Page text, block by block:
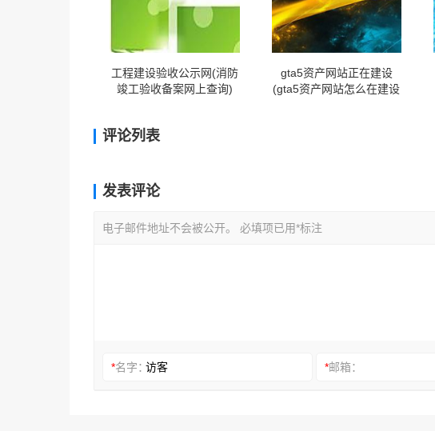
工程建设验收公示网(消防
竣工验收备案网上查询)
gta5资产网站正在建设
(gta5资产网站怎么在建设
评论列表
发表评论
电子邮件地址不会被公开。 必填项已用*标注
*名字： *邮箱：